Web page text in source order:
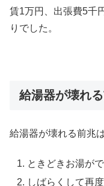
賃1万円、出張費5千
りでした。
給湯器が壊れ
給湯器が壊れる前兆
ときどきお湯が
しばらくして再